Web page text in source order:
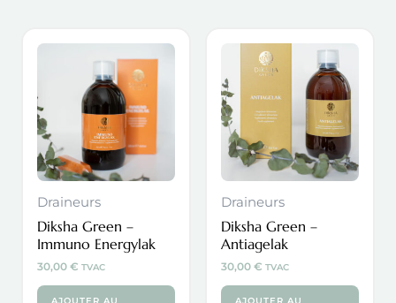
Draineurs
Diksha Green –
Immuno Energylak
30,00 € TVAC
AJOUTER AU
Draineurs
Diksha Green –
Antiagelak
30,00 € TVAC
AJOUTER AU